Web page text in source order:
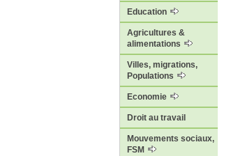
Education
Agricultures &
alimentations
Villes, migrations,
Populations
Economie
Droit au travail
Mouvements sociaux,
FSM